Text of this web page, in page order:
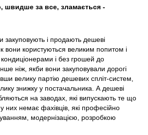
швидше за все, зламається -
і продають дешеві
вони користуються великим попитом і
і без грошей до
ніж, якби вони закуповували дорогі
велику партію дешевих спліт-систем,
знижку у постачальника. А дешеві
на заводах, які випускають те що
них немає фахівців, які професійно
модернізацією, розробкою